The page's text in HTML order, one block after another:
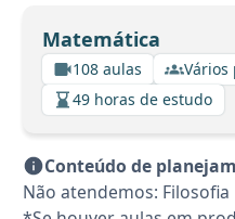
Matemática
108 aulas
Vários
49 horas de estudo
Conteúdo de
Não atendemos: Filosofia